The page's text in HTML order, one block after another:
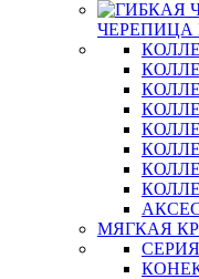
ЧЕРЕПИЦА
МЯГКАЯ